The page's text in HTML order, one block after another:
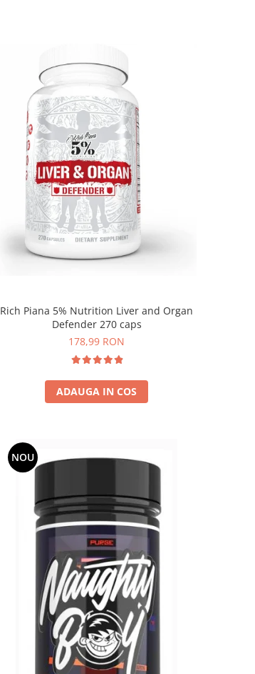
Rich Piana 5% Nutrition Liver and Organ
Defender 270 caps
178,99 RON
ADAUGA IN COS
NOU